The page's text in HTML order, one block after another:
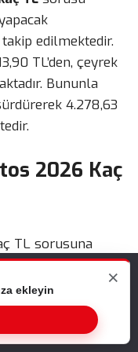
Altın Fiyatları 6 Ağustos 2026 Kaç TL? Gram, Çeyrek ve Cumhuriyet Altını Fiyatları Güncellendi
edilmektedir.
TL’den, çeyrek
Bununla
4.278,63
2026 Kaç
TL sorusuna
Ayrıca serbest
devam
saat 09.44
için çerezleri
ederseniz, bunu kabul
ekleyin
×